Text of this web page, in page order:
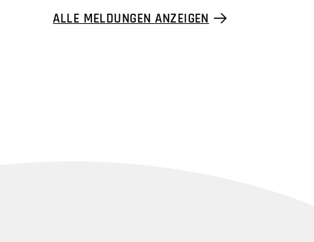
ALLE MELDUNGEN ANZEIGEN